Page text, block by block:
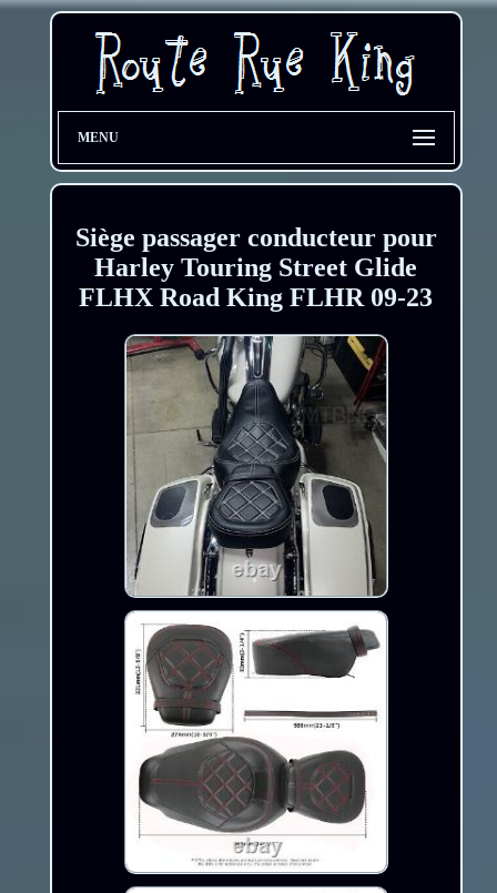
MENU
Siège passager conducteur pour
Harley Touring Street Glide
FLHX Road King FLHR 09-23